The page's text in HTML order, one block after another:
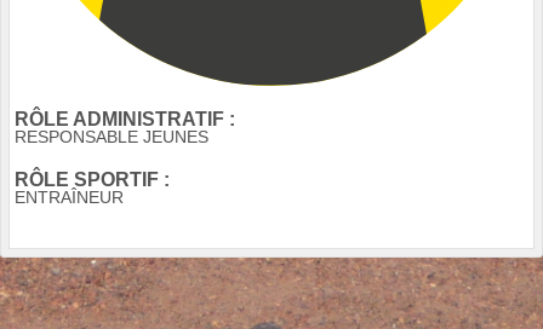
RÔLE ADMINISTRATIF :
RESPONSABLE JEUNES
RÔLE SPORTIF :
ENTRAÎNEUR